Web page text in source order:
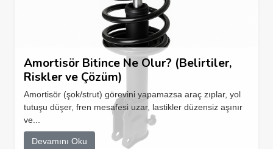
Amortisör Bitince Ne Olur? (Belirtiler,
Riskler ve Çözüm)
Amortisör (şok/strut) görevini yapamazsa araç zıplar, yol
tutuşu düşer, fren mesafesi uzar, lastikler düzensiz aşınır
ve...
Devamını Oku